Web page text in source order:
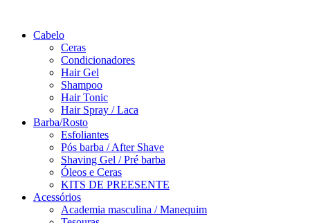
Cabelo
Ceras
Condicionadores
Hair Gel
Shampoo
Hair Tonic
Hair Spray / Laca
Barba/Rosto
Esfoliantes
Pós barba / After Shave
Shaving Gel / Pré barba
Óleos e Ceras
KITS DE PREESENTE
Acessórios
Academia masculina / Manequim